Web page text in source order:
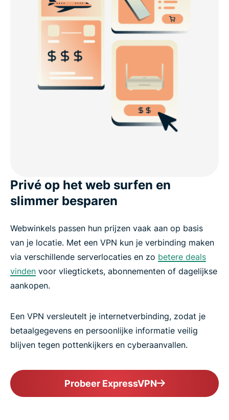
Privé op het web surfen en
slimmer besparen
Webwinkels passen hun prijzen vaak aan op basis
van je locatie. Met een VPN kun je verbinding maken
via verschillende serverlocaties en zo betere deals
vinden voor vliegtickets, abonnementen of dagelijkse
aankopen.
Een VPN versleutelt je internetverbinding, zodat je
betaalgegevens en persoonlijke informatie veilig
blijven tegen pottenkijkers en cyberaanvallen.
Probeer ExpressVPN